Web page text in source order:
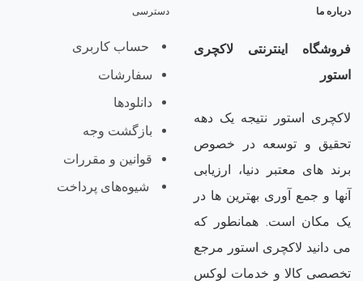
درباره ما
فروشگاه اینترنتی لاکچری
استور
لاکچری استور نتیجه یک دهه
تحقیق و توسعه در خصوص
برند های معتبر دنیا، ارزیابی
آنها و جمع آوری بهترین ها در
یک مکان است. همانطور که
می دانید لاکچری استور مرجع
تخصصی کالا و خدمات لوکس
دسترسی
حساب کاربری
سفارشات
دانلودها
بازگشت وجه
قوانین و مقررات
شیوه‌های پرداخت